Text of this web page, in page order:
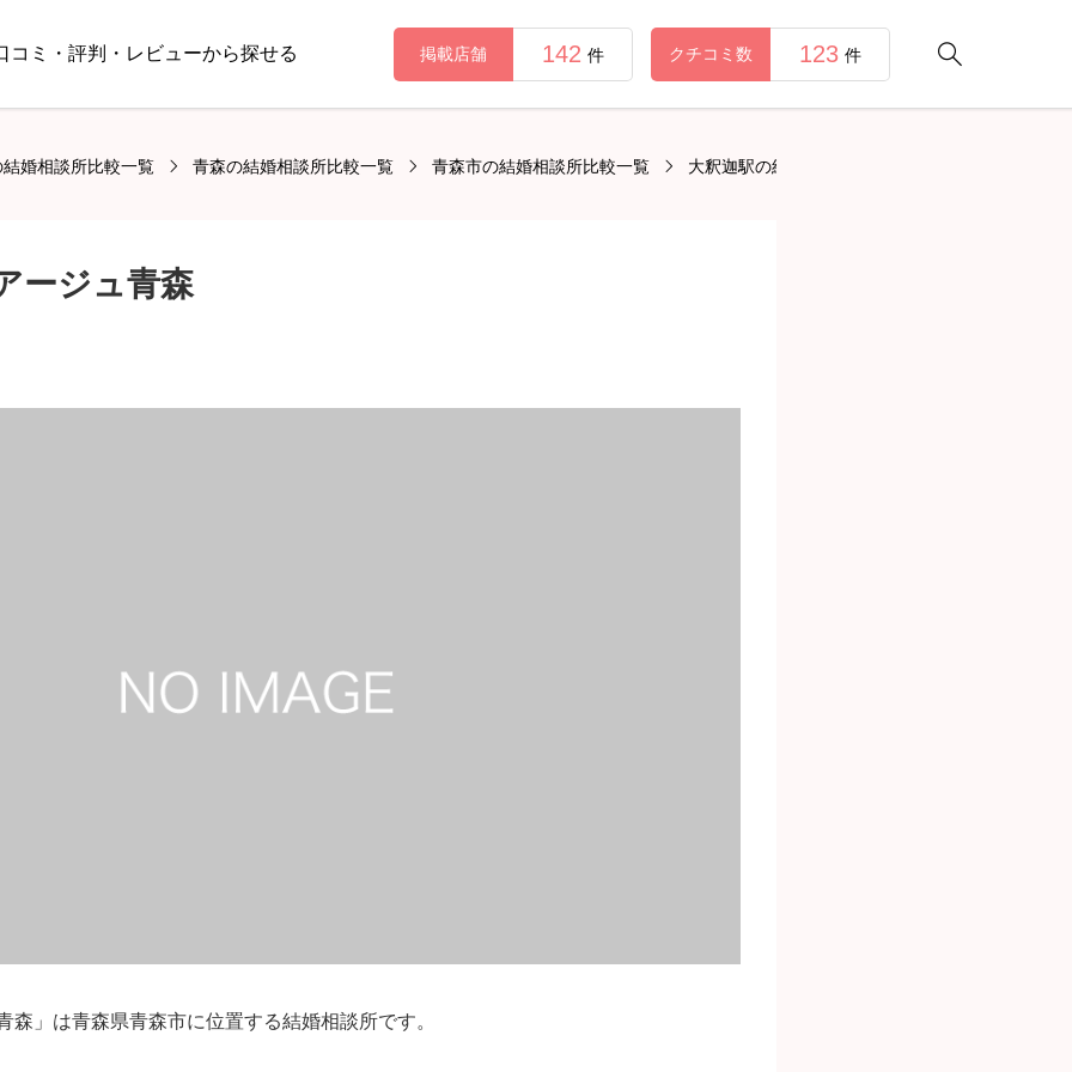
コミ・評判・レビューから探せる 
掲載店舗 142 件 クチコミ数 123 件
婚相談所比較一覧 青森の結婚相談所比較一覧 青森市の結婚相談所比較一覧 大釈迦駅の結婚相談所比較一覧
ージュ青森
森」は青森県青森市に位置する結婚相談所です。